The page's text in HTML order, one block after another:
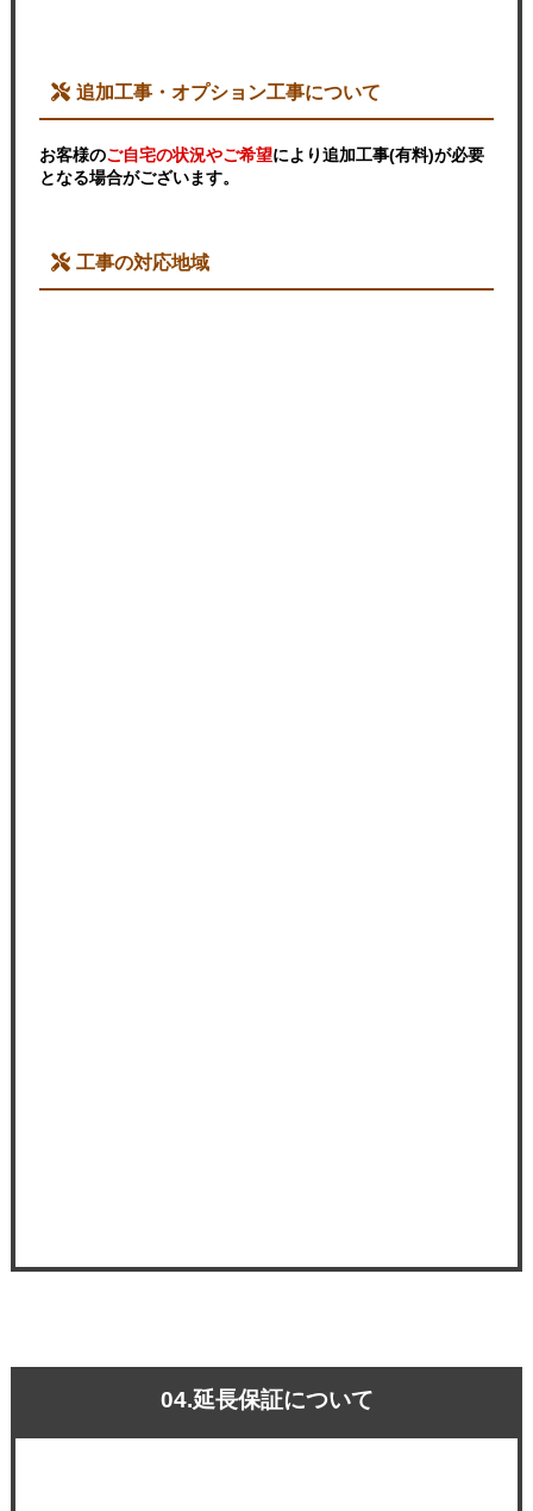
追加工事・オプション工事について
お客様のご自宅の状況やご希望により追加工事(有料)が必要
となる場合がございます。
工事の対応地域
04.延長保証について